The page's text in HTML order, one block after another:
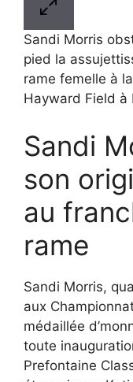
Sandi Morris
pied la
rame femelle à
Hayward Field à
Sandi
son
au
rame
Sandi Morris,
aux
médaillée
toute
Prefontaine